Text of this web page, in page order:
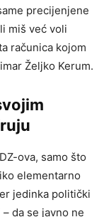
precijenjene
miš već voli
računica kojom
Željko Kerum.
ova, samo što
elementarno
jedinka politički
da se javno ne